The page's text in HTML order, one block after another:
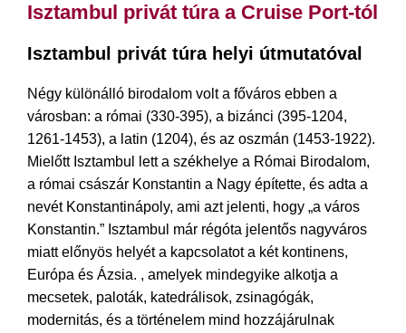
Isztambul privát túra a Cruise Port-tól
Isztambul privát túra helyi útmutatóval
Négy különálló birodalom volt a főváros ebben a
városban: a római (330-395), a bizánci (395-1204,
1261-1453), a latin (1204), és az oszmán (1453-1922).
Mielőtt Isztambul lett a székhelye a Római Birodalom,
a római császár Konstantin a Nagy építette, és adta a
nevét Konstantinápoly, ami azt jelenti, hogy „a város
Konstantin.” Isztambul már régóta jelentős nagyváros
miatt előnyös helyét a kapcsolatot a két kontinens,
Európa és Ázsia. , amelyek mindegyike alkotja a
mecsetek, paloták, katedrálisok, zsinagógák,
modernitás, és a történelem mind hozzájárulnak